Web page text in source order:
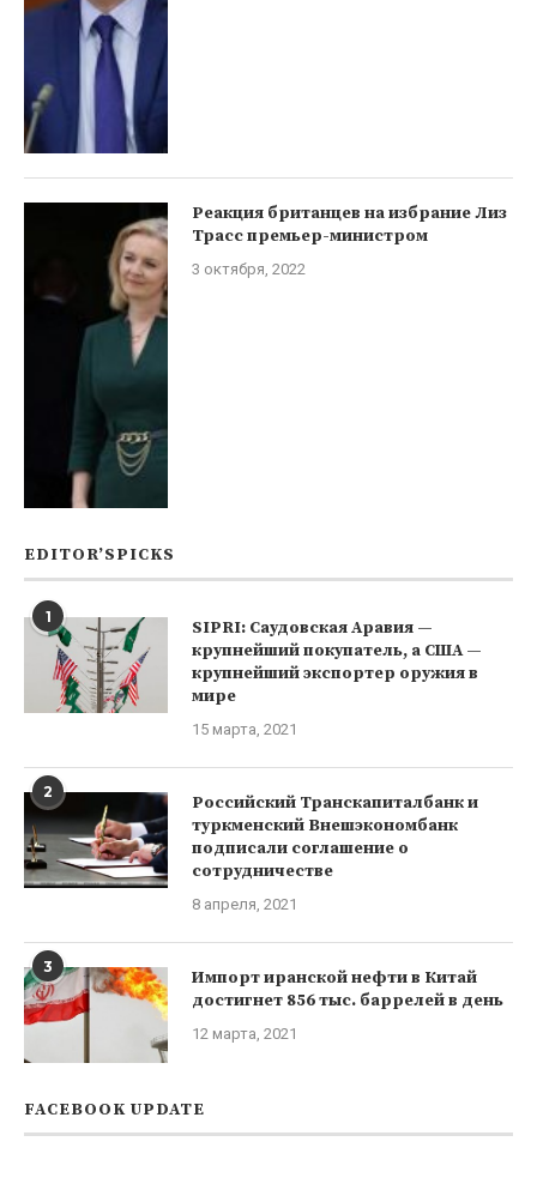
Реакция британцев на избрание Лиз
Трасс премьер-министром
3 октября, 2022
EDITOR’SPICKS
1
SIPRI: Саудовская Аравия —
крупнейший покупатель, а США —
крупнейший экспортер оружия в
мире
15 марта, 2021
2
Российский Транскапиталбанк и
туркменский Внешэкономбанк
подписали соглашение о
сотрудничестве
8 апреля, 2021
3
Импорт иранской нефти в Китай
достигнет 856 тыс. баррелей в день
12 марта, 2021
FACEBOOK UPDATE